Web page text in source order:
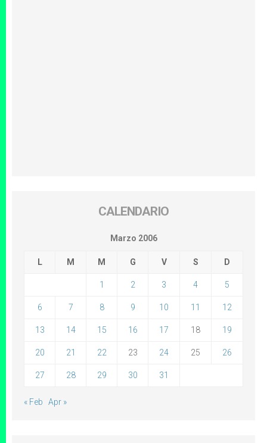
CALENDARIO
Marzo 2006
L M M G V S D
1 2 3 4 5
6 7 8 9 10 11 12
13 14 15 16 17 18 19
20 21 22 23 24 25 26
27 28 29 30 31
« Feb Apr »